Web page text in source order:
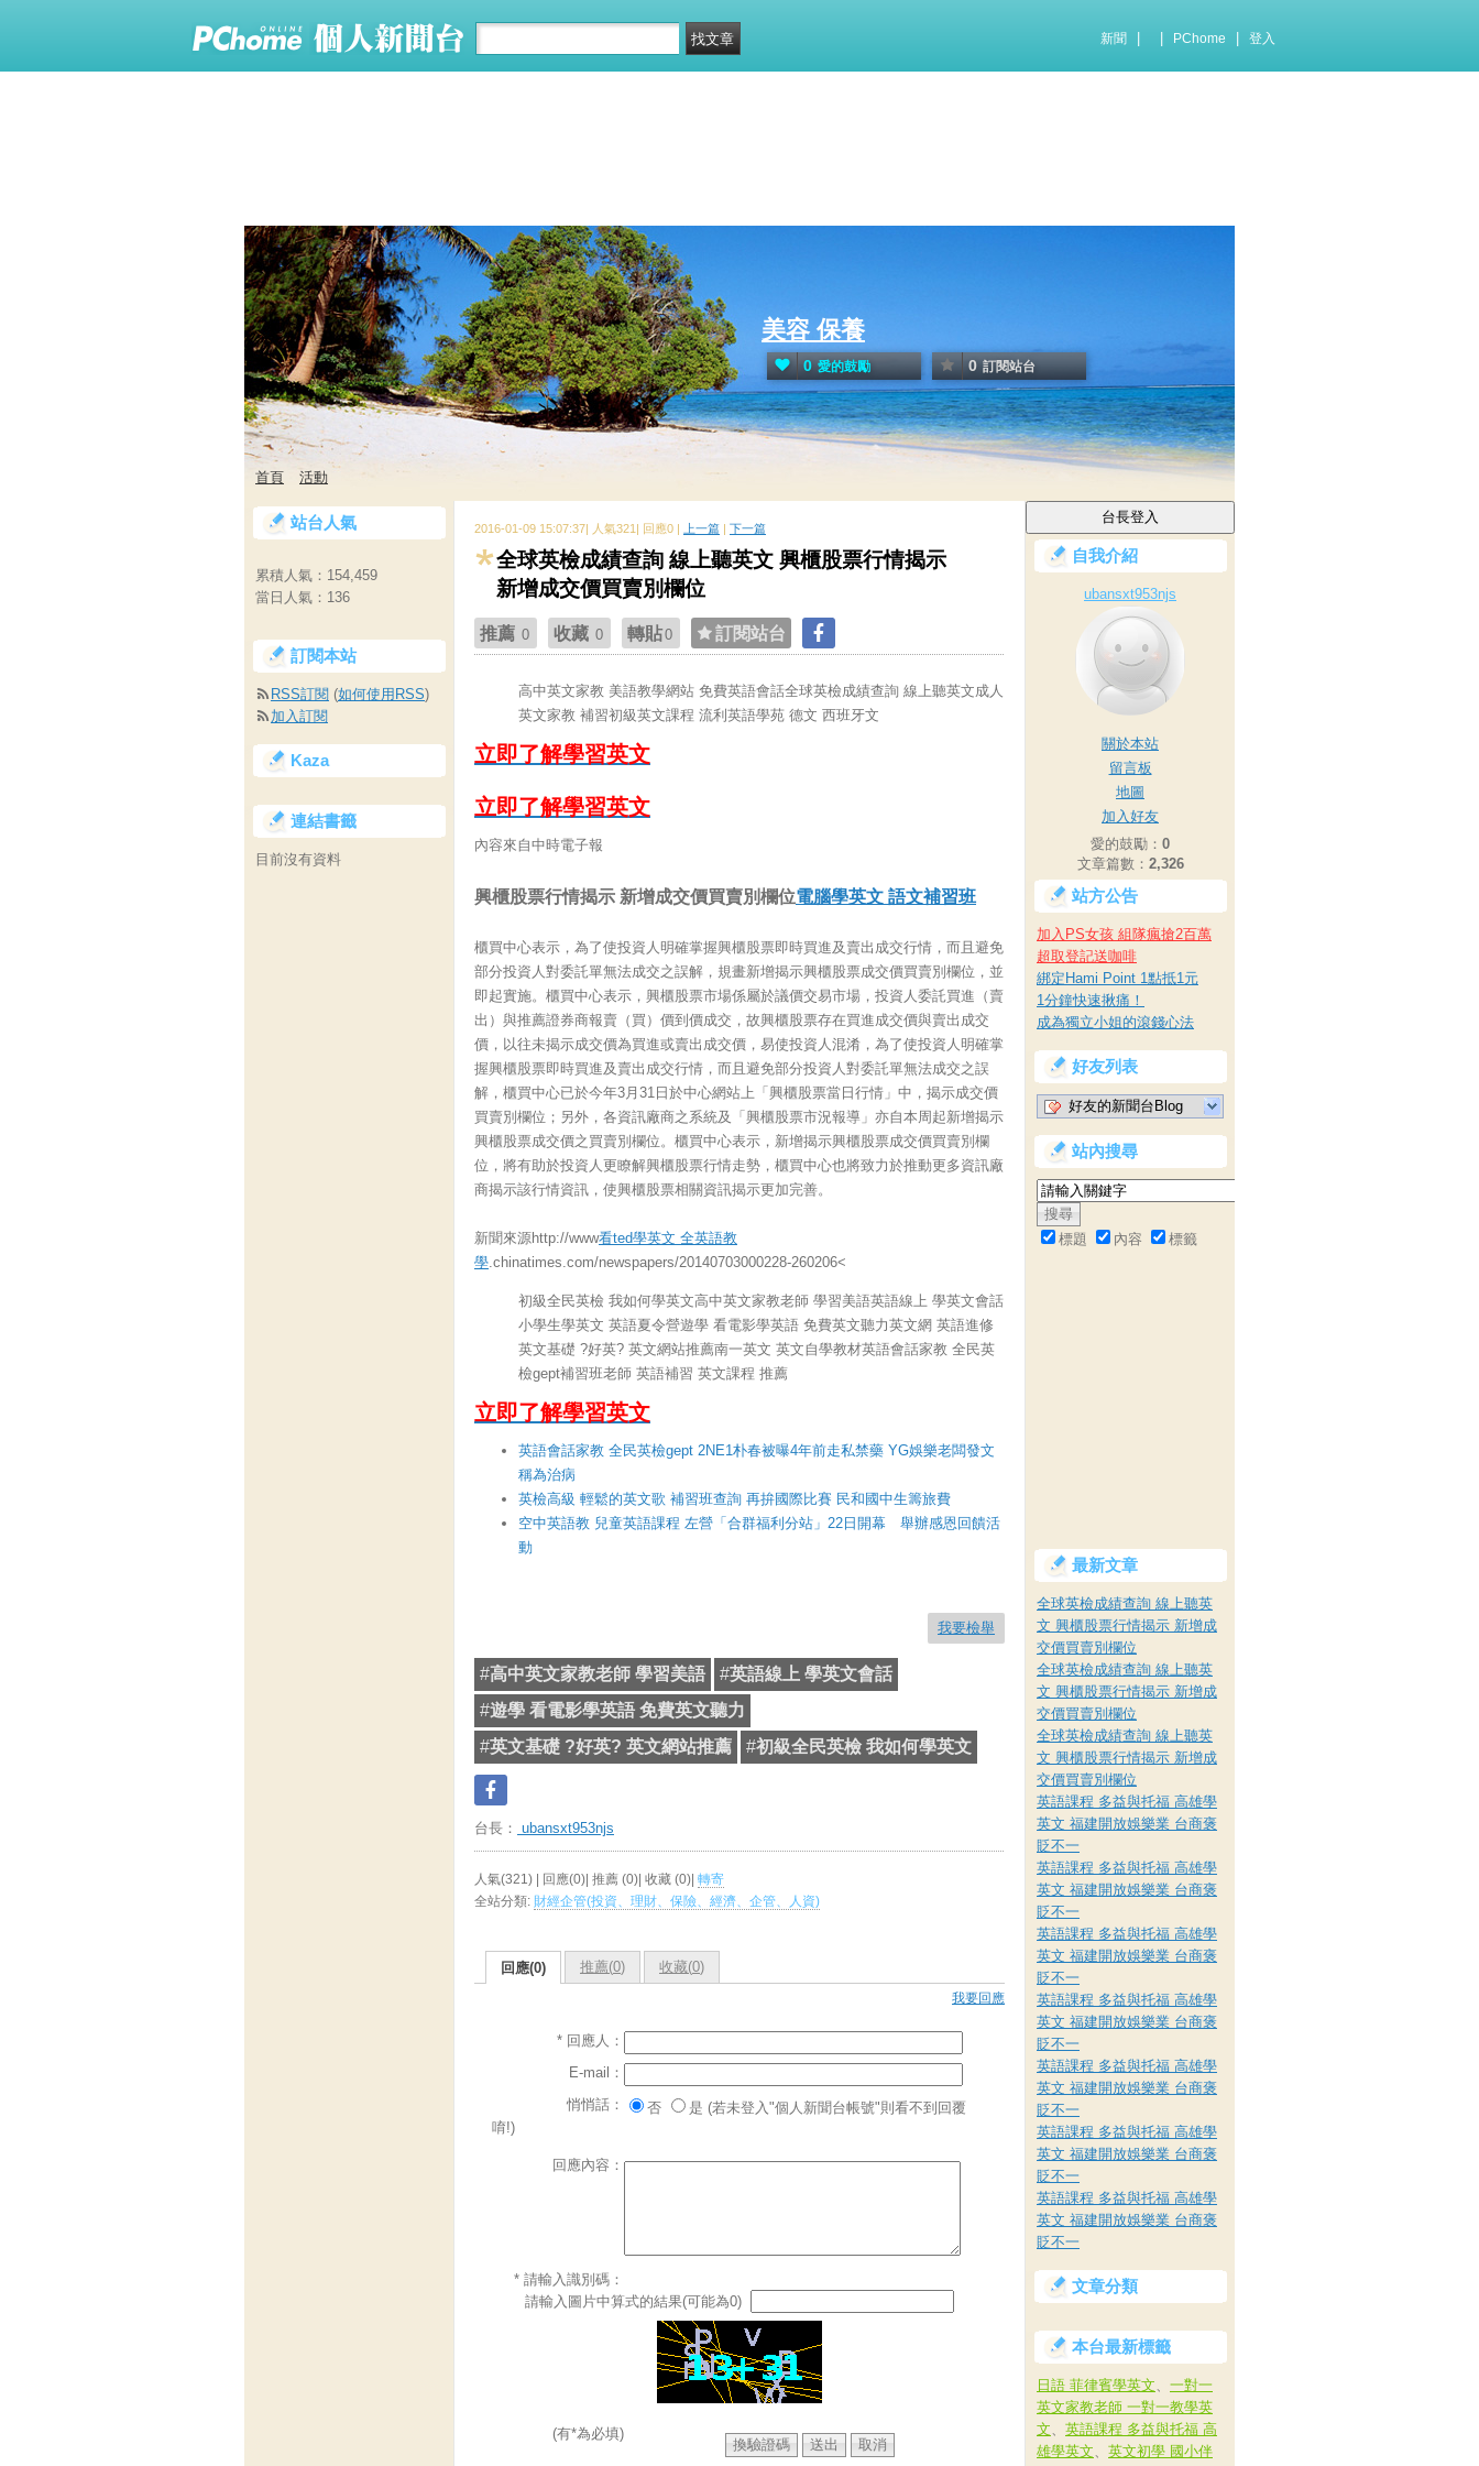
新聞 PChome 登入
美容 保養
0 愛的鼓勵 0 訂閱站台
首頁 活動
2016-01-09 15:07:37| 人氣321| 回應0 | 上一篇 | 下一篇
全球英檢成績查詢 線上聽英文 興櫃股票行情揭示
新增成交價買賣別欄位
推薦 0 收藏 0 轉貼0 訂閱站台
高中英文家教 美語教學網站 免費英語會話全球英檢成績查詢 線上聽英文成人
英文家教 補習初級英文課程 流利英語學苑 德文 西班牙文
立即了解學習英文
立即了解學習英文
內容來自中時電子報
興櫃股票行情揭示 新增成交價買賣別欄位電腦學英文 語文補習班
櫃買中心表示，為了使投資人明確掌握興櫃股票即時買進及賣出成交行情，而且避免
部分投資人對委託單無法成交之誤解，規畫新增揭示興櫃股票成交價買賣別欄位，並
即起實施。櫃買中心表示，興櫃股票市場係屬於議價交易市場，投資人委託買進（賣
出）與推薦證券商報賣（買）價到價成交，故興櫃股票存在買進成交價與賣出成交
價，以往未揭示成交價為買進或賣出成交價，易使投資人混淆，為了使投資人明確掌
握興櫃股票即時買進及賣出成交行情，而且避免部分投資人對委託單無法成交之誤
解，櫃買中心已於今年3月31日於中心網站上「興櫃股票當日行情」中，揭示成交價
買賣別欄位；另外，各資訊廠商之系統及「興櫃股票市況報導」亦自本周起新增揭示
興櫃股票成交價之買賣別欄位。櫃買中心表示，新增揭示興櫃股票成交價買賣別欄
位，將有助於投資人更瞭解興櫃股票行情走勢，櫃買中心也將致力於推動更多資訊廠
商揭示該行情資訊，使興櫃股票相關資訊揭示更加完善。
新聞來源http://www看ted學英文 全英語教
學.chinatimes.com/newspapers/20140703000228-260206<
初級全民英檢 我如何學英文高中英文家教老師 學習美語英語線上 學英文會話
小學生學英文 英語夏令營遊學 看電影學英語 免費英文聽力英文網 英語進修
英文基礎 ?好英? 英文網站推薦南一英文 英文自學教材英語會話家教 全民英
檢gept補習班老師 英語補習 英文課程 推薦
立即了解學習英文
英語會話家教 全民英檢gept 2NE1朴春被曝4年前走私禁藥 YG娛樂老闆發文
稱為治病
英檢高級 輕鬆的英文歌 補習班查詢 再拚國際比賽 民和國中生籌旅費
空中英語教 兒童英語課程 左營「合群福利分站」22日開幕 舉辦感恩回饋活
動
我要檢舉
#高中英文家教老師 學習美語 #英語線上 學英文會話
#遊學 看電影學英語 免費英文聽力
#英文基礎 ?好英? 英文網站推薦 #初級全民英檢 我如何學英文
台長： ubansxt953njs
人氣(321) | 回應(0)| 推薦 (0)| 收藏 (0)| 轉寄
全站分類: 財經企管(投資、理財、保險、經濟、企管、人資)
回應(0) 推薦(0) 收藏(0)
我要回應
* 回應人：
E-mail：
悄悄話：
否
是 (若未登入"個人新聞台帳號"則看不到回覆
唷!)
回應內容：
* 請輸入識別碼：
請輸入圖片中算式的結果(可能為0)
(有*為必填)
自我介紹
ubansxt953njs
關於本站
留言板
地圖
加入好友
愛的鼓勵： 0
文章篇數： 2,326
站方公告
加入PS女孩 組隊瘋搶2百萬
超取登記送咖啡
綁定Hami Point 1點抵1元
1分鐘快速揪痛！
成為獨立小姐的滾錢心法
好友列表
好友的新聞台Blog
站內搜尋
標題 內容 標籤
最新文章
全球英檢成績查詢 線上聽英
文 興櫃股票行情揭示 新增成
交價買賣別欄位
全球英檢成績查詢 線上聽英
文 興櫃股票行情揭示 新增成
交價買賣別欄位
全球英檢成績查詢 線上聽英
文 興櫃股票行情揭示 新增成
交價買賣別欄位
英語課程 多益與托福 高雄學
英文 福建開放娛樂業 台商褒
貶不一
英語課程 多益與托福 高雄學
英文 福建開放娛樂業 台商褒
貶不一
英語課程 多益與托福 高雄學
英文 福建開放娛樂業 台商褒
貶不一
英語課程 多益與托福 高雄學
英文 福建開放娛樂業 台商褒
貶不一
英語課程 多益與托福 高雄學
英文 福建開放娛樂業 台商褒
貶不一
英語課程 多益與托福 高雄學
英文 福建開放娛樂業 台商褒
貶不一
英語課程 多益與托福 高雄學
英文 福建開放娛樂業 台商褒
貶不一
文章分類
本台最新標籤
日語 菲律賓學英文、 一對一
英文家教老師 一對一教學英
文、 英語課程 多益與托福 高
雄學英文、 英文初學 國小伴
站台人氣
累積人氣： 154,459
當日人氣： 136
訂閱本站
RSS訂閱 (如何使用RSS)
加入訂閱
Kaza
連結書籤
目前沒有資料